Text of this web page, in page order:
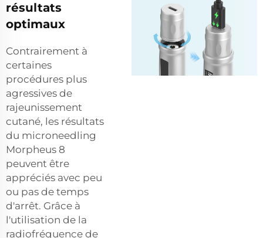
résultats
optimaux
Contrairement à
certaines
procédures plus
agressives de
rajeunissement
cutané, les résultats
du microneedling
Morpheus 8
peuvent être
appréciés avec peu
ou pas de temps
d'arrêt. Grâce à
l'utilisation de la
radiofréquence de